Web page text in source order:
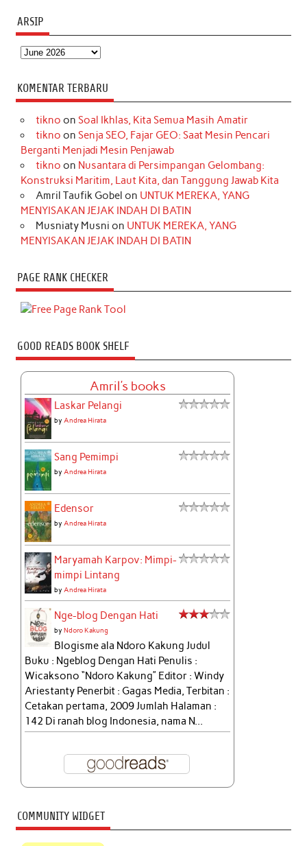
ARSIP
Arsip
KOMENTAR TERBARU
tikno on Soal Ikhlas, Kita Semua Masih Amatir
tikno on Senja SEO, Fajar GEO: Saat Mesin Pencari
Berganti Menjadi Mesin Penjawab
tikno on Nusantara di Persimpangan Gelombang:
Konstruksi Maritim, Laut Kita, dan Tanggung Jawab Kita
Amril Taufik Gobel on UNTUK MEREKA, YANG
MENYISAKAN JEJAK INDAH DI BATIN
Musniaty Musni on UNTUK MEREKA, YANG
MENYISAKAN JEJAK INDAH DI BATIN
PAGE RANK CHECKER
GOOD READS BOOK SHELF
Amril's books
Laskar Pelangi
by Andrea Hirata
Sang Pemimpi
by Andrea Hirata
Edensor
by Andrea Hirata
Maryamah Karpov: Mimpi-
mimpi Lintang
by Andrea Hirata
Nge-blog Dengan Hati
byNdoro Kakung
Blogisme ala Ndoro Kakung Judul
Buku : Ngeblog Dengan Hati Penulis :
Wicaksono “Ndoro Kakung” Editor : Windy
Ariestanty Penerbit : Gagas Media, Terbitan :
Cetakan pertama, 2009 Jumlah Halaman :
142 Di ranah blog Indonesia, nama N...
COMMUNITY WIDGET